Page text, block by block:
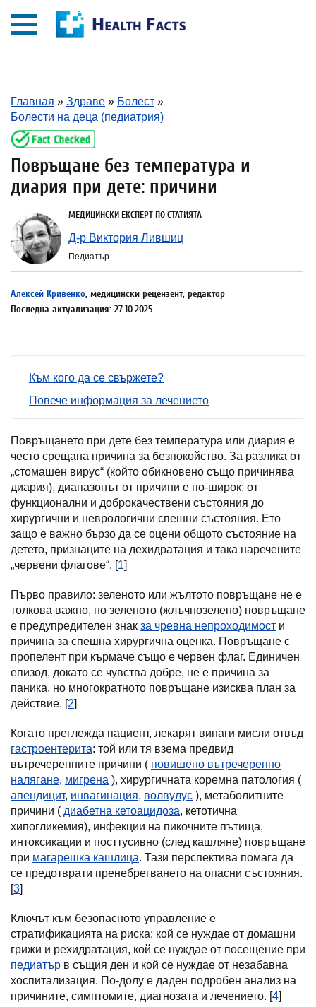
Главная » Здраве » Болест »
Болести на деца (педиатрия)
Повръщане без температура и
диария при дете: причини
МЕДИЦИНСКИ ЕКСПЕРТ ПО СТАТИЯТА
Д-р Виктория Лившиц
Педиатър
Алексей Кривенко, медицински рецензент, редактор
Последна актуализация: 27.10.2025
Към кого да се свържете?
Повече информация за лечението
Повръщането при дете без температура или диария е
често срещана причина за безпокойство. За разлика от
„стомашен вирус“ (който обикновено също причинява
диария), диапазонът от причини е по-широк: от
функционални и доброкачествени състояния до
хирургични и неврологични спешни състояния. Ето
защо е важно бързо да се оцени общото състояние на
детето, признаците на дехидратация и така наречените
„червени флагове“. [1]
Първо правило: зеленото или жълтото повръщане не е
толкова важно, но зеленото (жлъчнозелено) повръщане
е предупредителен знак за чревна непроходимост и
причина за спешна хирургична оценка. Повръщане с
пропелент при кърмаче също е червен флаг. Единичен
епизод, докато се чувства добре, не е причина за
паника, но многократното повръщане изисква план за
действие. [2]
Когато преглежда пациент, лекарят винаги мисли отвъд
гастроентерита: той или тя взема предвид
вътречерепните причини ( повишено вътречерепно
налягане, мигрена ), хирургичната коремна патология (
апендицит, инвагинация, волвулус ), метаболитните
причини ( диабетна кетоацидоза, кетотична
хипогликемия), инфекции на пикочните пътища,
интоксикации и посттусивно (след кашляне) повръщане
при магарешка кашлица. Тази перспектива помага да
се предотврати пренебрегването на опасни състояния.
[3]
Ключът към безопасното управление е
стратификацията на риска: кой се нуждае от домашни
грижи и рехидратация, кой се нуждае от посещение при
педиатър в същия ден и кой се нуждае от незабавна
хоспитализация. По-долу е даден подробен анализ на
причините, симптомите, диагнозата и лечението. [4]